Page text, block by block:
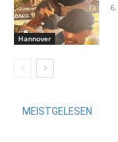
Hannover
MEISTGELESEN